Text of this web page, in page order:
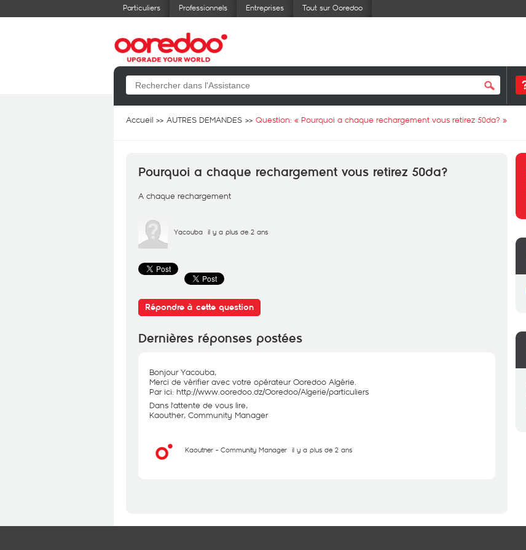
Particuliers Professionnels Entreprises Tout sur Ooredoo
Accueil AUTRES DEMANDES Question: « Pourquoi a chaque rechargement vous retirez 50da? »
Pourquoi a chaque rechargement vous retirez 50da?
A chaque rechargement
Yacouba il y a plus de 2 ans
Répondre à cette question
Dernières réponses postées
Bonjour Yacouba,
Merci de vérifier avec votre opérateur Ooredoo Algérie.
Par ici: http://www.ooredoo.dz/Ooredoo/Algerie/particuliers
Dans l'attente de vous lire,
Kaouther, Community Manager
Kaouther - Community Manager il y a plus de 2 ans